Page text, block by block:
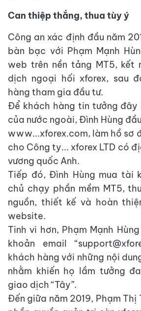
Can thiệp thắng, thua tùy ý
Công an xác định đầu năm
bàn bạc với Phạm Mạnh
web trên nền tảng MT5, kết
dịch ngoại hối xforex, sau
hàng tham gia đầu tư.
Để khách hàng tin tưởng đây
của nước ngoài, Đình Hùng
www...xforex.com, làm hồ sơ
cho Công ty... xforex LTD có
vương quốc Anh.
Tiếp đó, Đình Hùng mua tài
chủ chạy phần mềm MT5,
nguồn, thiết kế và hoàn
website.
Tinh vi hơn, Phạm Mạnh
khoản email
khách hàng với những nội
nhằm khiến họ lầm tưởng
giao dịch “Tây”.
Đến giữa năm 2019, Phạm